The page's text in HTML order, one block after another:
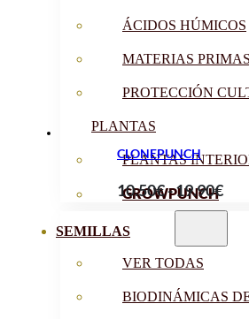
ÁCIDOS HÚMICOS
MATERIAS PRIMAS
PROTECCIÓN
PLANTAS
PLANTAS
GROWPUNCH
SEMILLAS
VER TODAS
BIODINÁMICAS
9.90€
hasta
CLONEPUNCH
10.50€-19.90€
de